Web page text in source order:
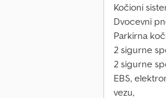
Kočioni
Dvocevni
Parkirna
2 sigurne
2 sigurne
EBS,
vezu,